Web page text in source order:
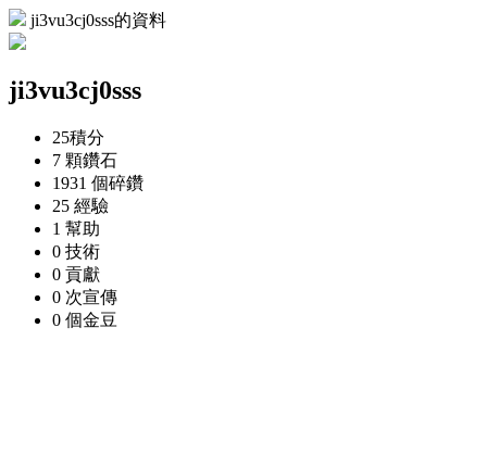
ji3vu3cj0sss的資料
ji3vu3cj0sss
25積分
7 顆鑽石
1931 個碎鑽
25 經驗
1 幫助
0 技術
0 貢獻
0 次宣傳
0 個金豆